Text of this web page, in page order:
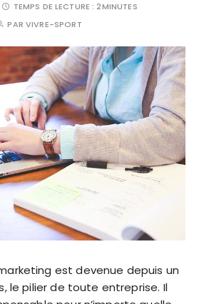
TEMPS DE LECTURE :2MINUTES
PARVIVRE-SPORT
est devenue depuis un
le pilier de toute entreprise. Il